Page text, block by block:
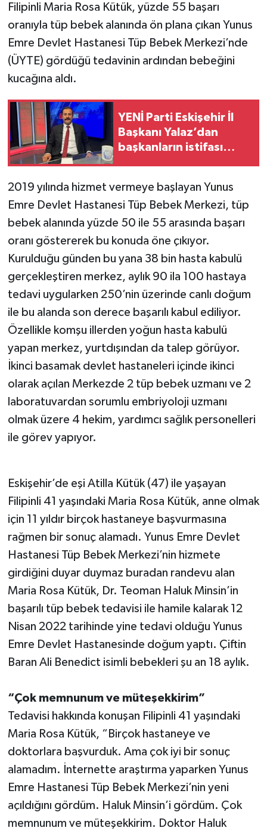
Filipinli Maria Rosa Kütük, yüzde 55 başarı
oranıyla tüp bebek alanında ön plana çıkan Yunus
Emre Devlet Hastanesi Tüp Bebek Merkezi’nde
(ÜYTE) gördüğü tedavinin ardından bebeğini
kucağına aldı.
YENİ Parti Eskişehir İl
Başkanı Yalaz’dan
başkanların istifası
2019 yılında hizmet vermeye başlayan Yunus
Emre Devlet Hastanesi Tüp Bebek Merkezi, tüp
bebek alanında yüzde 50 ile 55 arasında başarı
oranı göstererek bu konuda öne çıkıyor.
Kurulduğu günden bu yana 38 bin hasta kabulü
gerçekleştiren merkez, aylık 90 ila 100 hastaya
tedavi uygularken 250’nin üzerinde canlı doğum
ile bu alanda son derece başarılı kabul ediliyor.
Özellikle komşu illerden yoğun hasta kabulü
yapan merkez, yurtdışından da talep görüyor.
İkinci basamak devlet hastaneleri içinde ikinci
olarak açılan Merkezde 2 tüp bebek uzmanı ve 2
laboratuvardan sorumlu embriyoloji uzmanı
olmak üzere 4 hekim, yardımcı sağlık personelleri
ile görev yapıyor.
Eskişehir’de eşi Atilla Kütük (47) ile yaşayan
Filipinli 41 yaşındaki Maria Rosa Kütük, anne olmak
için 11 yıldır birçok hastaneye başvurmasına
rağmen bir sonuç alamadı. Yunus Emre Devlet
Hastanesi Tüp Bebek Merkezi’nin hizmete
girdiğini duyar duymaz buradan randevu alan
Maria Rosa Kütük, Dr. Teoman Haluk Minsin’in
başarılı tüp bebek tedavisi ile hamile kalarak 12
Nisan 2022 tarihinde yine tedavi olduğu Yunus
Emre Devlet Hastanesinde doğum yaptı. Çiftin
Baran Ali Benedict isimli bebekleri şu an 18 aylık.
“Çok memnunum ve müteşekkirim”
Tedavisi hakkında konuşan Filipinli 41 yaşındaki
Maria Rosa Kütük, “Birçok hastaneye ve
doktorlara başvurduk. Ama çok iyi bir sonuç
alamadım. İnternette araştırma yaparken Yunus
Emre Hastanesi Tüp Bebek Merkezi’nin yeni
açıldığını gördüm. Haluk Minsin’i gördüm. Çok
memnunum ve müteşekkirim. Doktor Haluk